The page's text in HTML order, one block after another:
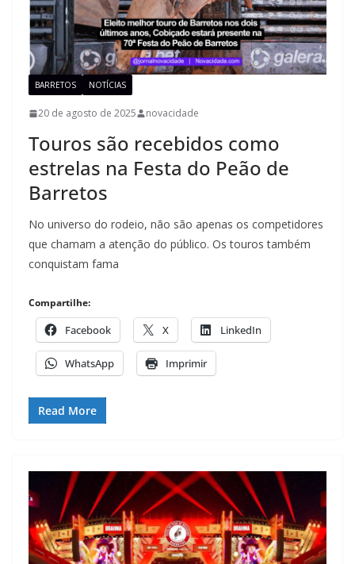
BARRETOS NOTÍCIAS
20 de agosto de 2025 novacidade
Touros são recebidos como
estrelas na Festa do Peão de
Barretos
No universo do rodeio, não são apenas os competidores
que chamam a atenção do público. Os touros também
conquistam fama
Compartilhe:
Facebook X LinkedIn
WhatsApp Imprimir
Read More